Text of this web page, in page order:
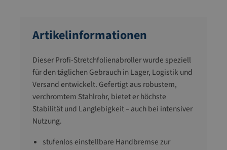
Artikelinformationen
Dieser Profi-Stretchfolienabroller wurde speziell
für den täglichen Gebrauch in Lager, Logistik und
Versand entwickelt. Gefertigt aus robustem,
verchromtem Stahlrohr, bietet er höchste
Stabilität und Langlebigkeit – auch bei intensiver
Nutzung.
stufenlos einstellbare Handbremse zur